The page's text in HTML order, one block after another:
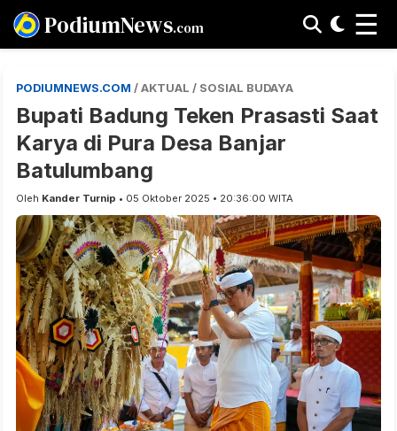
PodiumNews.com ☰
PODIUMNEWS.COM / AKTUAL / SOSIAL BUDAYA
Bupati Badung Teken Prasasti Saat
Karya di Pura Desa Banjar
Batulumbang
Oleh Kander Turnip • 05 Oktober 2025 • 20:36:00 WITA